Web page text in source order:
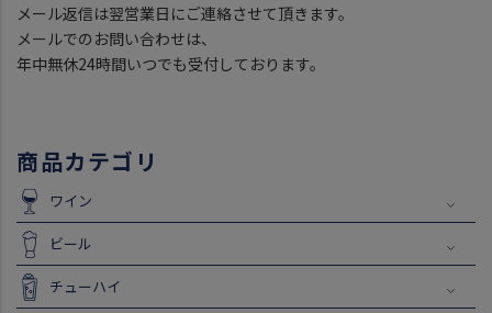
メール返信は翌営業日にご連絡させて頂きます。
メールでのお問い合わせは、
年中無休24時間いつでも受付しております。
商品カテゴリ
ワイン
ビール
チューハイ